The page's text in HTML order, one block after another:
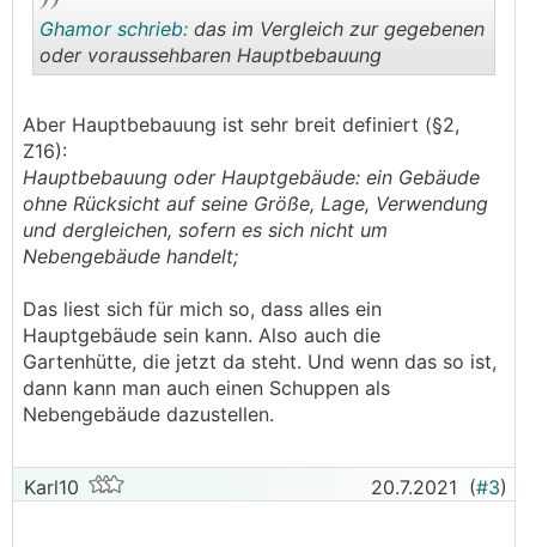
.
Ghamor schrieb: das im Vergleich zur gegebenen
oder voraussehbaren Hauptbebauung
Aber Hauptbebauung ist sehr breit definiert (§2,
Z16):
Hauptbebauung oder Hauptgebäude: ein Gebäude
ohne Rücksicht auf seine Größe, Lage, Verwendung
und dergleichen, sofern es sich nicht um
Nebengebäude handelt;
Das liest sich für mich so, dass alles ein
Hauptgebäude sein kann. Also auch die
Gartenhütte, die jetzt da steht. Und wenn das so ist,
dann kann man auch einen Schuppen als
Nebengebäude dazustellen.
Karl10 20.7.2021 (#3)